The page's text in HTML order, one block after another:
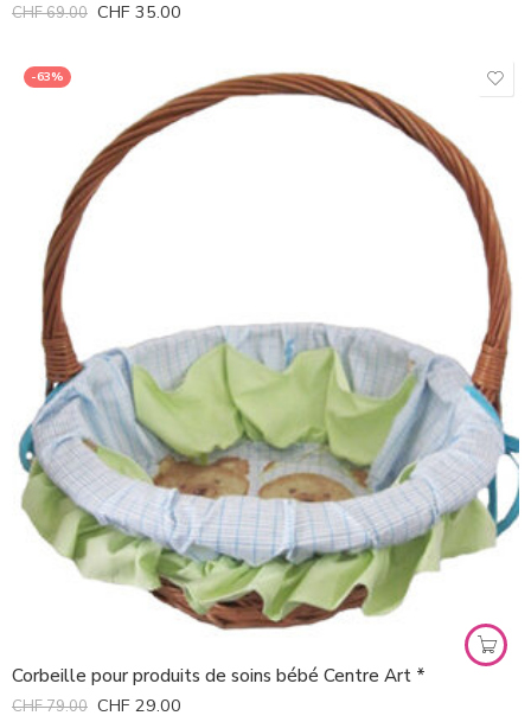
CHF69.00 CHF 35.00
-63%
Corbeille pour produits de soins bébé Centre Art *
CHF79.00 CHF 29.00